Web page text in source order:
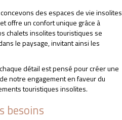
des espaces de vie insolites
offre un confort unique grâce à
chalets insolites touristiques se
le paysage, invitant ainsi les
détail est pensé pour créer une
notre engagement en faveur du
touristiques insolites.
besoins